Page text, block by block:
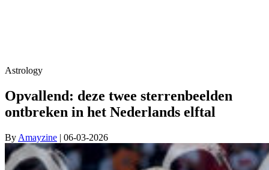
Astrology
Opvallend: deze twee sterrenbeelden
ontbreken in het Nederlands elftal
By Amayzine | 06-03-2026